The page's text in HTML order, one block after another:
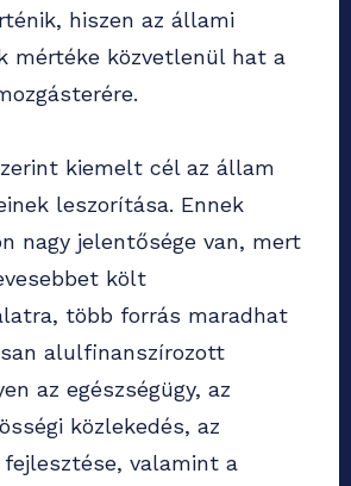
hiszen az állami
mértéke közvetlenül hat a
kiemelt cél az állam
leszorítása. Ennek
nagy jelentősége van, mert
költ
több forrás maradhat
alulfinanszírozott
az egészségügy, az
közlekedés, az
valamint a